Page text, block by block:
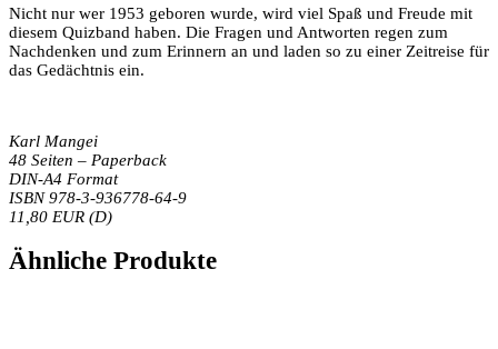
Nicht nur wer 1953 geboren wurde, wird viel Spaß und Freude mit
diesem Quizband haben. Die Fragen und Antworten regen zum
Nachdenken und zum Erinnern an und laden so zu einer Zeitreise für
das Gedächtnis ein.
Karl Mangei
48 Seiten – Paperback
DIN-A4 Format
ISBN 978-3-936778-64-9
11,80 EUR (D)
Ähnliche Produkte